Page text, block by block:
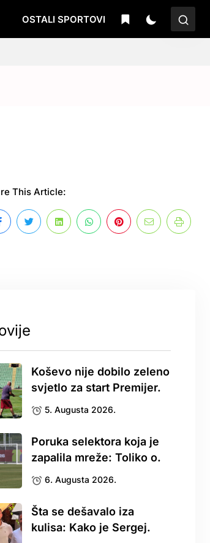
OSTALI SPORTOVI
This Article:
Koševo nije dobilo zeleno
svjetlo za start Premijer.
5. Augusta 2026.
Poruka selektora koja je
zapalila mreže: Toliko o.
6. Augusta 2026.
Šta se dešavalo iza
kulisa: Kako je Sergej.